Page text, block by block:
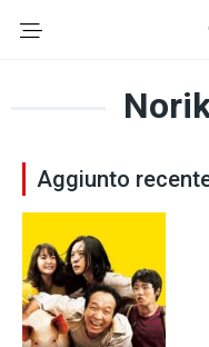
Aggiunto